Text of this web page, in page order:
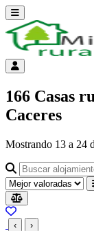
Abrir menú
Menú de cuenta
166 Casas
Caceres
Mostrando 13 a 24
Buscar
Resultados
‹ ›